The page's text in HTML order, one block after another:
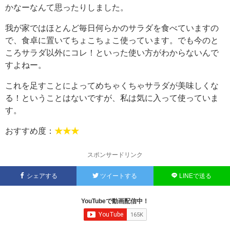
かなーなんて思ったりしました。
我が家ではほとんど毎日何らかのサラダを食べていますの
で、食卓に置いてちょこちょこ使っています。でも今のと
ころサラダ以外にコレ！といった使い方がわからないんで
すよねー。
これを足すことによってめちゃくちゃサラダが美味しくな
る！ということはないですが、私は気に入って使っていま
す。
おすすめ度： ★★★
スポンサードリンク
シェアする ツイートする LINEで送る
YouTubeで動画配信中！